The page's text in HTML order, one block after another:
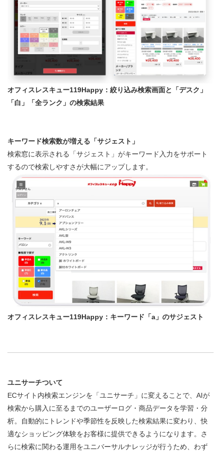
オフィスレスキュー119Happy：絞り込み検索画面と「デスク」
「白」「全ランク」の検索結果
キーワード検索数が増える「サジェスト」
検索窓に表示される「サジェスト」がキーワード入力をサポート
するので検索しやすさが大幅にアップします。
オフィスレスキュー119Happy：キーワード「a」のサジェスト
ユニサーチついて
ECサイト内検索エンジンを「ユニサーチ」に変えることで、AIが
検索から購入に至るまでのユーザーログ・商品データを学習・分
析。自動的にトレンドや季節性を反映した検索結果に変わり、快
適なショッピング体験をお客様に提供できるようになります。さ
らに検索に関わる運用をユニバーサルナレッジが行うため、わず